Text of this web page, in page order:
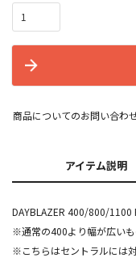
商品についてのお問い合わ
アイテム説明
DAYBLAZER 400/800/1100
※通常の400より幅が広いも
※こちらはセントラルには